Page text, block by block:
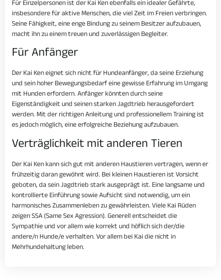
Für Einzelpersonen ist der Kai Ken ebenfalls ein idealer Gefährte,
insbesondere für aktive Menschen, die viel Zeit im Freien verbringen.
Seine Fähigkeit, eine enge Bindung zu seinem Besitzer aufzubauen,
macht ihn zu einem treuen und zuverlässigen Begleiter.
Für Anfänger
Der Kai Ken eignet sich nicht für Hundeanfänger, da seine Erziehung
und sein hoher Bewegungsbedarf eine gewisse Erfahrung im Umgang
mit Hunden erfordern. Anfänger könnten durch seine
Eigenständigkeit und seinen starken Jagdtrieb herausgefordert
werden. Mit der richtigen Anleitung und professionellem Training ist
es jedoch möglich, eine erfolgreiche Beziehung aufzubauen.
Verträglichkeit mit anderen Tieren
Der Kai Ken kann sich gut mit anderen Haustieren vertragen, wenn er
frühzeitig daran gewöhnt wird. Bei kleinen Haustieren ist Vorsicht
geboten, da sein Jagdtrieb stark ausgeprägt ist. Eine langsame und
kontrollierte Einführung sowie Aufsicht sind notwendig, um ein
harmonisches Zusammenleben zu gewährleisten. Viele Kai Rüden
zeigen SSA (Same Sex Agression). Generell entscheidet die
Sympathie und vor allem wie korrekt und höflich sich der/die
andere/n Hunde/e verhalten. Vor allem bei Kai die nicht in
Mehrhundehaltung leben.